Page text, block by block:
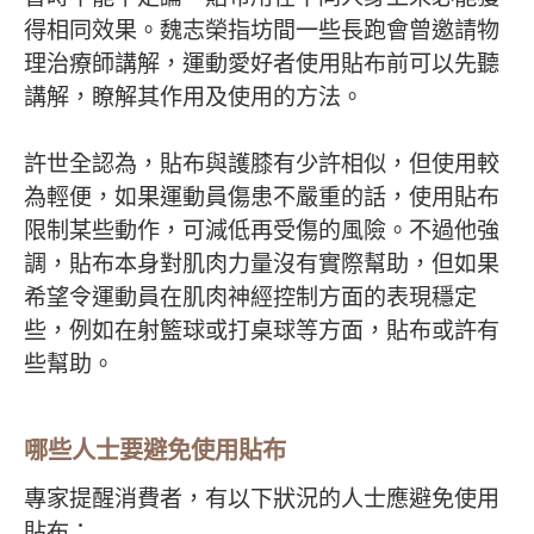
得相同效果。魏志榮指坊間一些長跑會曾邀請物
理治療師講解，運動愛好者使用貼布前可以先聽
講解，瞭解其作用及使用的方法。
許世全認為，貼布與護膝有少許相似，但使用較
為輕便，如果運動員傷患不嚴重的話，使用貼布
限制某些動作，可減低再受傷的風險。不過他強
調，貼布本身對肌肉力量沒有實際幫助，但如果
希望令運動員在肌肉神經控制方面的表現穩定
些，例如在射籃球或打桌球等方面，貼布或許有
些幫助。
哪些人士要避免使用貼布
專家提醒消費者，有以下狀況的人士應避免使用